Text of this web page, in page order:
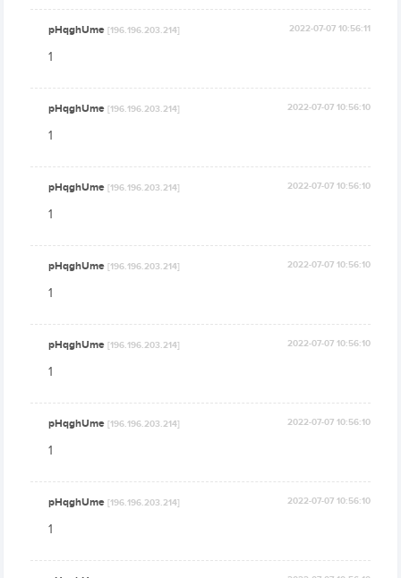
pHqghUme[196.196.203.214] 2022-07-07 10:56:11
1
pHqghUme[196.196.203.214] 2022-07-07 10:56:10
1
pHqghUme[196.196.203.214] 2022-07-07 10:56:10
1
pHqghUme[196.196.203.214] 2022-07-07 10:56:10
1
pHqghUme[196.196.203.214] 2022-07-07 10:56:10
1
pHqghUme[196.196.203.214] 2022-07-07 10:56:10
1
pHqghUme[196.196.203.214] 2022-07-07 10:56:10
1